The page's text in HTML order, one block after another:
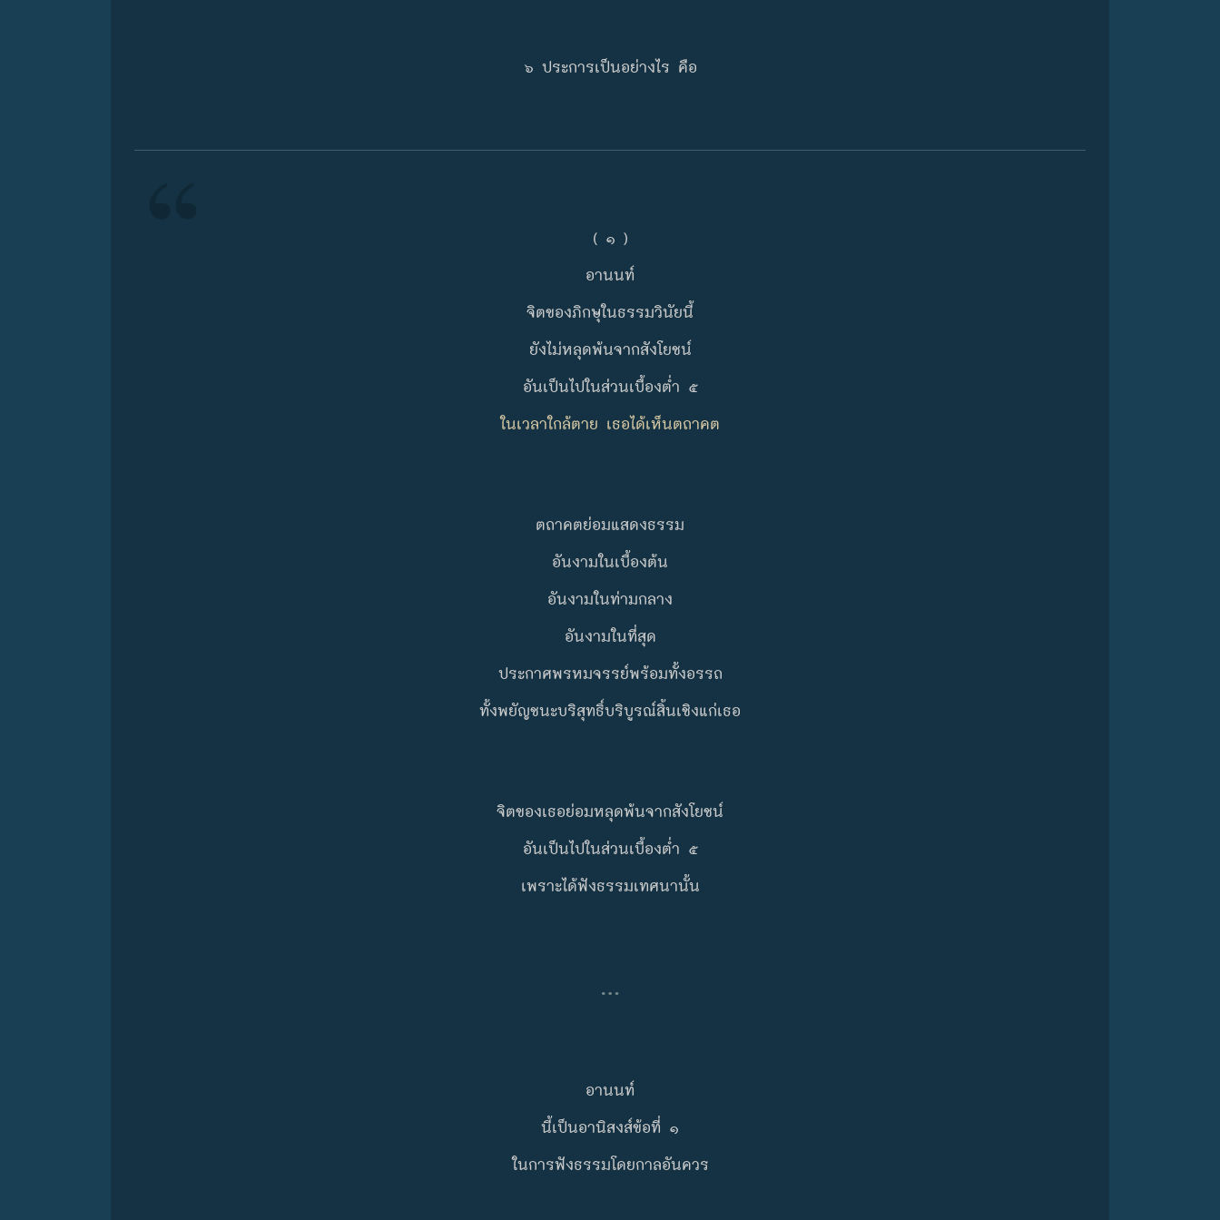
๖ ประการเป็นอย่างไร คือ
( ๑ )
อานนท์
จิตของภิกษุในธรรมวินัยนี้
ยังไม่หลุดพ้นจากสังโยชน์
อันเป็นไปในส่วนเบื้องต่ำ ๕
ในเวลาใกล้ตาย เธอได้เห็นตถาคต
ตถาคตย่อมแสดงธรรม
อันงามในเบื้องต้น
อันงามในท่ามกลาง
อันงามในที่สุด
ประกาศพรหมจรรย์พร้อมทั้งอรรถ
ทั้งพยัญชนะบริสุทธิ์บริบูรณ์สิ้นเชิงแก่เธอ
จิตของเธอย่อมหลุดพ้นจากสังโยชน์
อันเป็นไปในส่วนเบื้องต่ำ ๕
เพราะได้ฟังธรรมเทศนานั้น
…
อานนท์
นี้เป็นอานิสงส์ข้อที่ ๑
ในการฟังธรรมโดยกาลอันควร